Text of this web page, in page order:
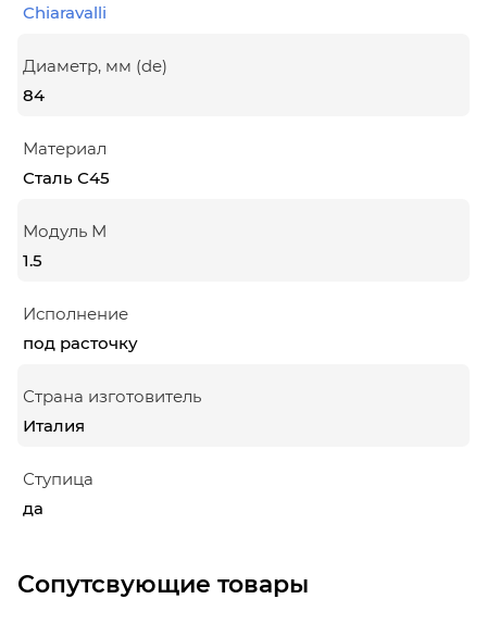
Chiaravalli
Диаметр, мм (de)
84
Материал
Сталь С45
Модуль М
1.5
Исполнение
под расточку
Страна изготовитель
Италия
Ступица
да
Сопутсвующие товары